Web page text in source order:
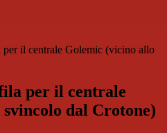
il centrale Golemic (vicino allo
per il centrale
dal Crotone)